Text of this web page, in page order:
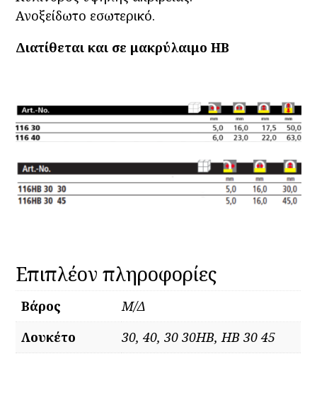
Ανοξείδωτο εσωτερικό.
Διατίθεται και σε μακρύλαιμο HB
Επιπλέον πληροφορίες
Βάρος
Μ/Δ
Λουκέτο
30, 40, 30 30HB, HB 30 45